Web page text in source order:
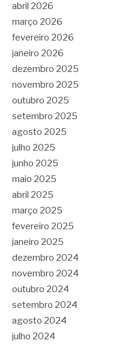
abril 2026
março 2026
fevereiro 2026
janeiro 2026
dezembro 2025
novembro 2025
outubro 2025
setembro 2025
agosto 2025
julho 2025
junho 2025
maio 2025
abril 2025
março 2025
fevereiro 2025
janeiro 2025
dezembro 2024
novembro 2024
outubro 2024
setembro 2024
agosto 2024
julho 2024